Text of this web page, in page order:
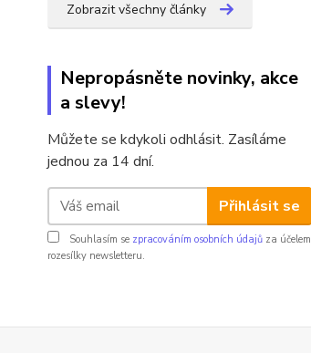
Zobrazit všechny články
Nepropásněte novinky, akce
a slevy!
Můžete se kdykoli odhlásit. Zasíláme
jednou za 14 dní.
Přihlásit se
Souhlasím se zpracováním osobních údajů za účelem
rozesílky newsletteru.